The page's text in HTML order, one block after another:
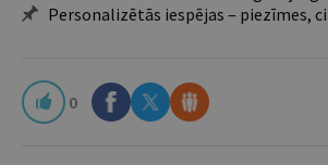
Personalizētās iespējas – piezīmes,
0